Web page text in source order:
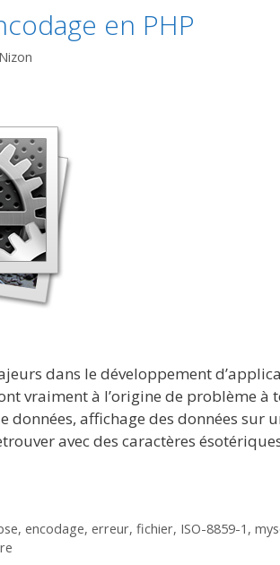
en PHP
dans le développement
vraiment à l’origine de problème
données, affichage des données
avec des caractères
, encodage, erreur, fichier, ISO-8859-1 ,